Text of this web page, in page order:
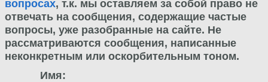
вопросах, т.к. мы оставляем за собой право не
отвечать на сообщения, содержащие частые
вопросы, уже разобранные на сайте. Не
рассматриваются сообщения, написанные
неконкретным или оскорбительным тоном.
Имя: